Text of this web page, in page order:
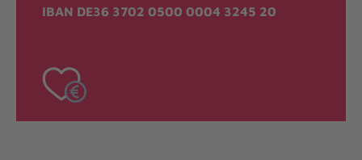
IBAN DE36 3702 0500 0004 3245 20